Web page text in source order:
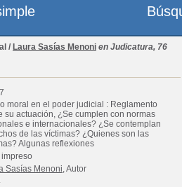
/ Laura Sasías Menoni en Judicatura, 76
moral en el poder judicial : Reglamento
su actuación, ¿Se cumplen con normas
e internacionales? ¿Se contemplan
de las víctimas? ¿Quienes son las
Algunas reflexiones
Sasías Menoni, Autor